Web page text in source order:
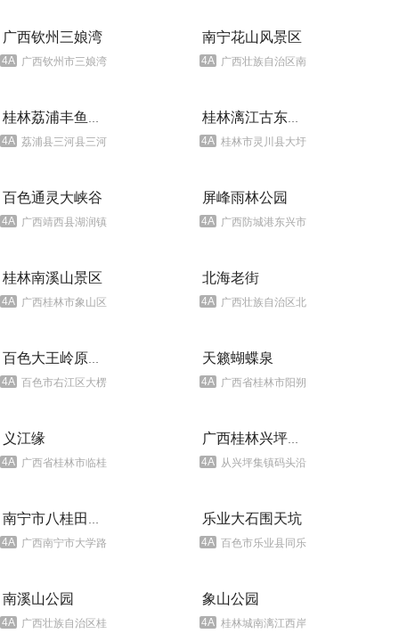
广西钦州三娘湾
4A 广西钦州市三娘湾旅游风景区
南宁花山风景区
4A 广西壮族自治区南宁地区西南部的宁明和龙州两境内
桂林荔浦丰鱼岩田园旅游度假区
4A 荔浦县三河县三河乡镜内
桂林漓江古东景区
4A 桂林市灵川县大圩镇桂林漓江
百色通灵大峡谷
4A 广西靖西县湖润镇新灵村
屏峰雨林公园
4A 广西防城港东兴市马路镇平丰村
桂林南溪山景区
4A 广西桂林市象山区中山南路2号
北海老街
4A 广西壮族自治区北海市海城区珠海路北海老城内
百色大王岭原始生态
4A 百色市右江区大楞乡
天籁蝴蝶泉
4A 广西省桂林市阳朔县十里画廊
义江缘
4A 广西省桂林市临桂五通（往龙胜方向321国道桂林——龙胜公路旁）
广西桂林兴坪渔村
4A 从兴坪集镇码头沿漓江相去2公里
南宁市八桂田园景区
4A 广西南宁市大学路(原西乡搪路)48号
乐业大石围天坑
4A 百色市乐业县同乐镇刷把村
南溪山公园
4A 广西壮族自治区桂林市象山区中山南路2号
象山公园
4A 桂林城南漓江西岸